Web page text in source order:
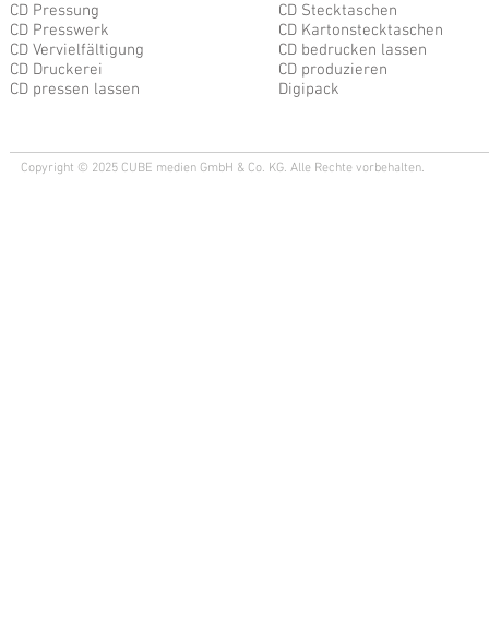
CD Pressung
CD Presswerk
CD Vervielfältigung
CD Druckerei
CD pressen lassen
CD Stecktaschen
CD Kartonstecktaschen
CD bedrucken lassen
CD produzieren
Digipack
Copyright © 2025 CUBE medien GmbH & Co. KG. Alle Rechte vorbehalten.